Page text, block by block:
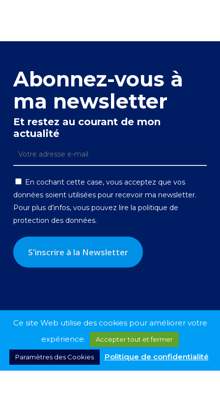
Abonnez-vous à
ma newsletter
Et restez au courant de mon
actualité
En cochant cette case, vous acceptez que vos
données soient utilisées pour recevoir ma newsletter.
Pour plus d’infos, vous pouvez lire la politique de
protection des données.
Ce site Web utilise des cookies pour améliorer votre
expérience.
Accepter tout et fermer
Paramètres des Cookies Politique de confidentialité